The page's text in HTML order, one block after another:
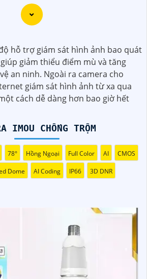
Nghiệp kết hợp giữa công nghệ
và tính năng gọi điện trực tiếp,
khi phát hiện sự kiện quan
phản ứng kịp thời. Với khả năng
ghi hình ban đêm và lưu trữ dữ
này mang lại một hệ thống
hiệu quả.
hỗ trợ giám sát hình ảnh bao quát
giảm thiểu điểm mù và tăng
an ninh. Ngoài ra camera cho
giám sát hình ảnh từ xa qua
cách dễ dàng hơn bao giờ hết
IMOU CHỐNG TRỘM
78° Hồng Ngoại Full Color AI CMOS
Dome AI Coding IP66 3D DNR